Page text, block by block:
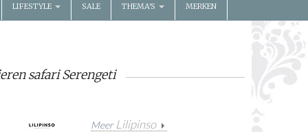
LIFESTYLE SALE THEMA'S MERKEN
safari Serengeti
Meer Lilipinso